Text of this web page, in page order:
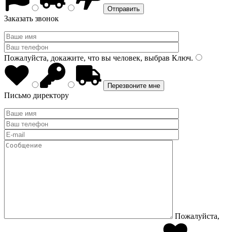
Заказать звонок
Пожалуйста, докажите, что вы человек, выбрав Ключ.
Письмо директору
Пожалуйста,